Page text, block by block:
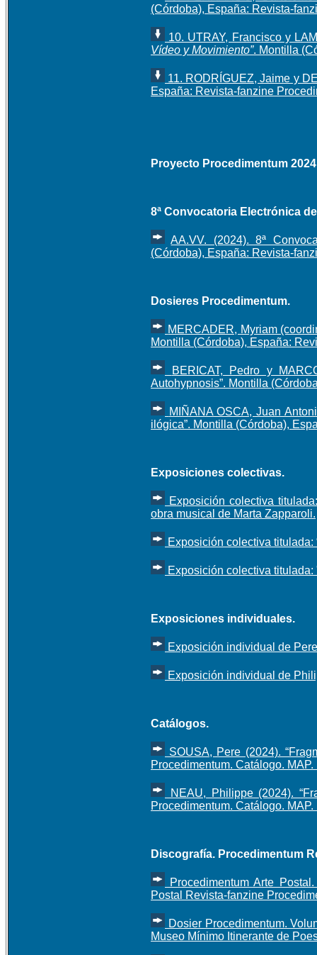
(Córdoba), España: Revista-
10. UTRAY, Francisco y
Vídeo y Movimiento”. Montilla
11. RODRÍGUEZ, Jaime y
España: Revista-fanzine
Proyecto Procedimentum
8ª Convocatoria Electrónica
AA.VV. (2024). 8ª
(Córdoba), España: Revista-
Dosieres Procedimentum.
MERCADER, Myriam
Montilla (Córdoba), España:
BERICAT, Pedro y
Autohypnosis”. Montilla
MIÑANA OSCA, Juan
ilógica”. Montilla (Córdoba),
Exposiciones colectivas.
Exposición colectiva
obra musical de Marta Zapparoli.
Exposición colectiva
Exposición colectiva
Exposiciones individuales.
Exposición individual de
Exposición individual de
Catálogos.
SOUSA, Pere (2024).
Procedimentum. Catálogo.
NEAU, Philippe (2024).
Procedimentum. Catálogo.
Discografía. Procedimentum
Procedimentum Arte
Postal Revista-fanzine
Dosier Procedimentum.
Museo Mínimo Itinerante de